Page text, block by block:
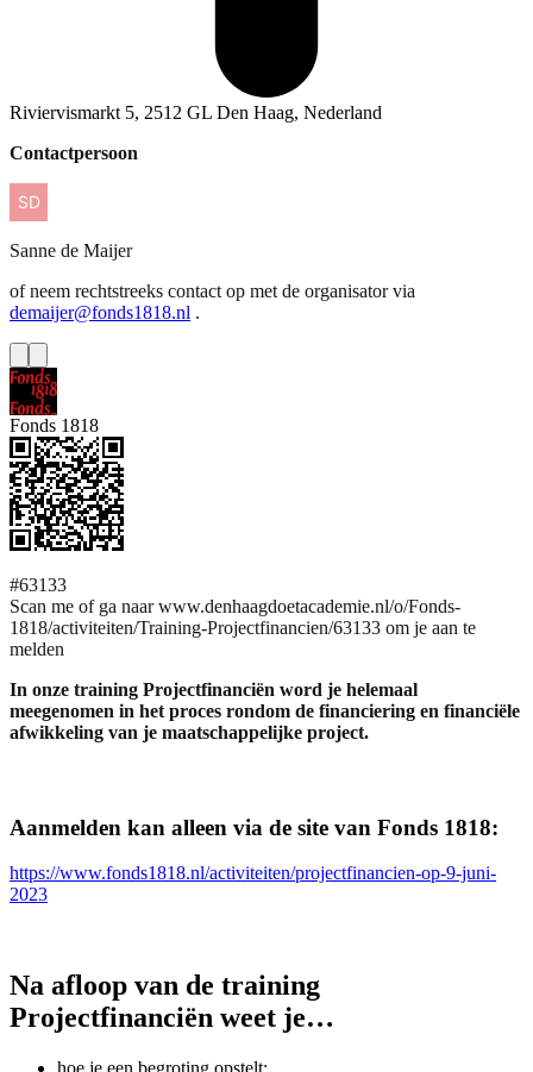
Riviervismarkt 5, 2512 GL Den Haag, Nederland
Contactpersoon
Sanne de Maijer
of neem rechtstreeks contact op met de organisator via
demaijer@fonds1818.nl .
Fonds 1818
#63133
Scan me of ga naar www.denhaagdoetacademie.nl/o/Fonds-
1818/activiteiten/Training-Projectfinancien/63133 om je aan te
melden
In onze training Projectfinanciën word je helemaal
meegenomen in het proces rondom de financiering en financiële
afwikkeling van je maatschappelijke project.
Aanmelden kan alleen via de site van Fonds 1818:
https://www.fonds1818.nl/activiteiten/projectfinancien-op-9-juni-
2023
Na afloop van de training
Projectfinanciën weet je…